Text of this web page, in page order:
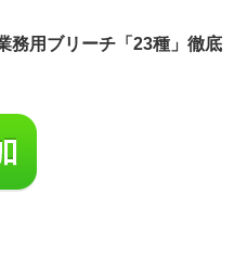
務用ブリーチ「23種」徹底